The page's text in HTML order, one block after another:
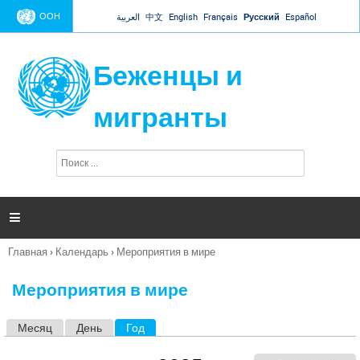
Jump to navigation
ООН العربية 中文 English Français Русский Español
Беженцы и
мигранты
п
и

Вы
Главная › Календарь › Мероприятия в мире
Мероприятия в мире
Месяц День Год